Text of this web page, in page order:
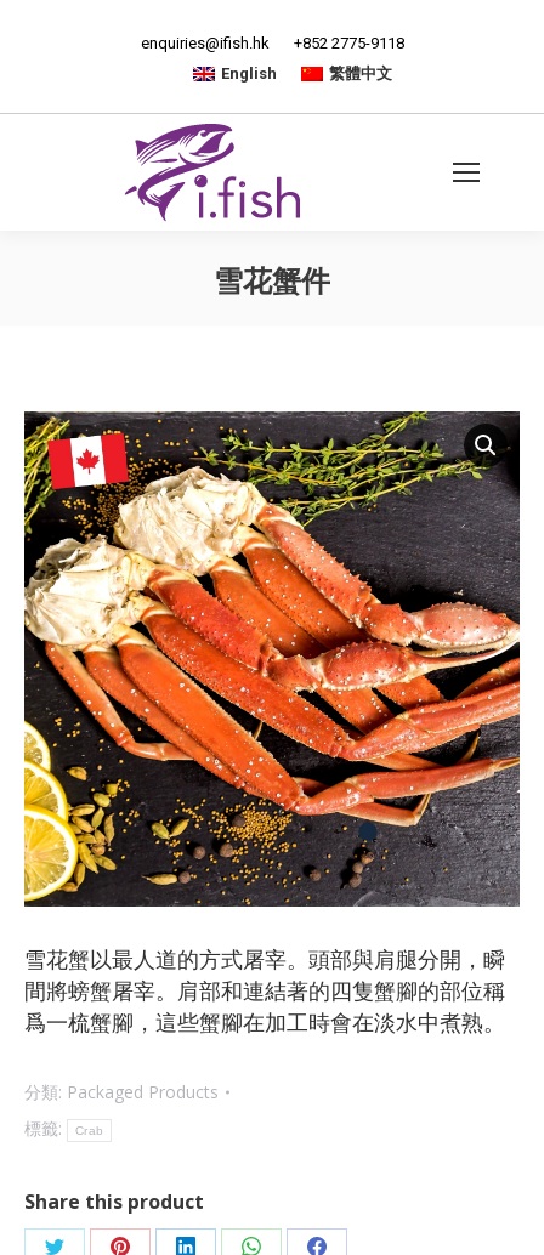
enquiries@ifish.hk
+852 2775-9118
English
繁體中文
雪花蟹件
雪花蟹以最人道的方式屠宰。頭部與肩腿分開，瞬
間將螃蟹屠宰。肩部和連結著的四隻蟹腳的部位稱
爲一梳蟹腳，這些蟹腳在加工時會在淡水中煮熟。
分類: Packaged Products
標籤:
Crab
Share this product